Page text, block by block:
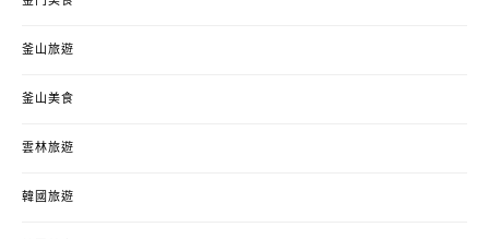
釜山旅遊
釜山美食
雲林旅遊
韓國旅遊